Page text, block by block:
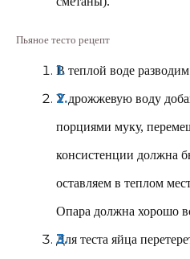
Пьяное тесто рецепт
В теплой воде
У дрожжевую воду
порциями муку,
консистенции должна
оставляем в теплом
Опара должна хорошо
Для теста яйца